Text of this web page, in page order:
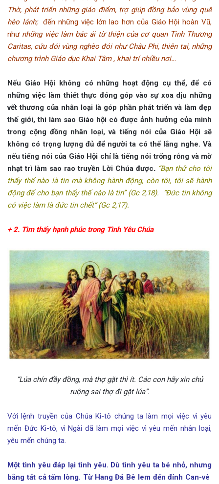
Thờ, phát triển những giáo điểm, trợ giúp đồng bảo vùng quê
hèo lánh;đến những việc lớn lao hơn của Giáo Hội hoàn Vũ,
như những việc làm bác ái từ thiện của cơ quan Tình Thương
Caritas, cứu đói vùng nghèo đói như Châu Phi, thiên tai, những
chương trình Giáo dục Khai Tâm , khai trí nhiều nơi…
Nếu Giáo Hội không có những hoạt động cụ thể, để có
những việc làm thiết thực đóng góp vào sự xoa dịu những
vết thương của nhân loại là góp phần phát triến và làm đẹp
thế giới, thì làm sao Giáo hội có được ảnh hưởng của mình
trong cộng đồng nhân loại, và tiếng nói của Giáo Hội sẽ
không có trọng lượng đủ để người ta có thể lắng nghe. Và
nếu tiếng nói của Giáo Hội chỉ là tiếng nói trống rỗng và mờ
nhạt trì làm sao rao truyền Lời Chúa được. “Bạn thử cho tôi
thấy thế nào là tin mà không hành động, còn tôi, tôi sẽ hành
động để cho bạn thấy thế nào là tin” (Gc 2,18). “Đức tin không
có việc làm là đức tin chết” (Gc 2,17).
+ 2. Tìm thấy hạnh phúc trong Tình Yêu Chúa
“Lúa chín đầy đồng, mà thợ gặt thì ít. Các con hãy xin chủ
ruộng sai thợ đi gặt lúa”.
Với lệnh truyền của Chúa Ki-tô chúng ta làm mọi việc vì yêu
mến Đức Ki-tô, vì Ngài đã làm mọi việc vì yêu mến nhân loại,
yêu mến chúng ta.
Một tình yêu đáp lại tình yêu. Dù tình yêu ta bé nhỏ, nhưng
bằng tất cả tấm lòng. Từ Hang Đá Bê lem đến đỉnh Can-vê